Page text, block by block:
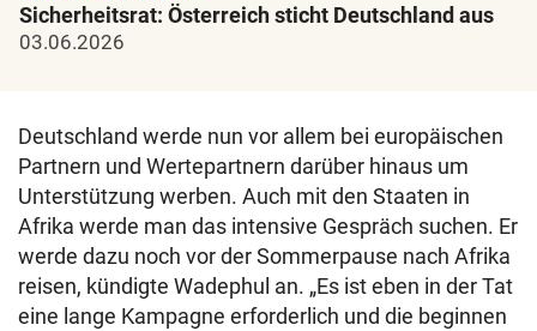
Sicherheitsrat: Österreich sticht Deutschland aus
03.06.2026
Deutschland werde nun vor allem bei europäischen
Partnern und Wertepartnern darüber hinaus um
Unterstützung werben. Auch mit den Staaten in
Afrika werde man das intensive Gespräch suchen. Er
werde dazu noch vor der Sommerpause nach Afrika
reisen, kündigte Wadephul an. „Es ist eben in der Tat
eine lange Kampagne erforderlich und die beginnen